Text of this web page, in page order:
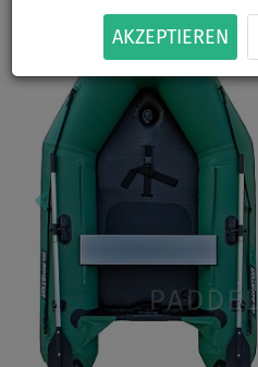
AKZEPTIEREN